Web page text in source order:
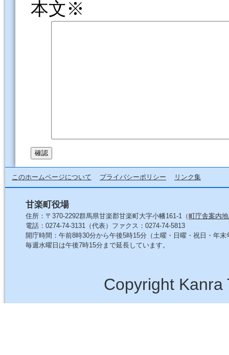
本文※
このホームページについて プライバシーポリシー リンク集
甘楽町役場
住所：〒370-2292群馬県甘楽郡甘楽町大字小幡161-1（町庁舎案内
電話：0274-74-3131（代表）ファクス：0274-74-5813
開庁時間：午前8時30分から午後5時15分（土曜・日曜・祝日・年末
毎週水曜日は午後7時15分まで延長しています。
Copyright Kanra